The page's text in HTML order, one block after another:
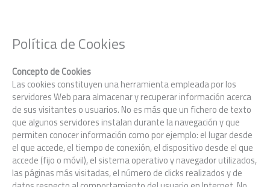
Política de Cookies
Concepto de Cookies
Las cookies constituyen una herramienta empleada por los
servidores Web para almacenar y recuperar información acerca
de sus visitantes o usuarios. No es más que un fichero de texto
que algunos servidores instalan durante la navegación y que
permiten conocer información como por ejemplo: el lugar desde
el que accede, el tiempo de conexión, el dispositivo desde el que
accede (fijo o móvil), el sistema operativo y navegador utilizados,
las páginas más visitadas, el número de clicks realizados y de